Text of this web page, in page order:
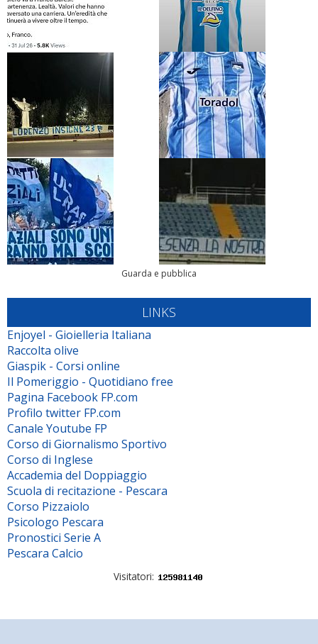
Guarda e pubblica
LINKS
Enjoyel - Gioielleria Italiana
Raccolta olive
Giaspik - Corsi online
Il Pomeriggio - Quotidiano free
Pagina Facebook FP.com
Profilo twitter FP.com
Canale Youtube FP
Corso di Giornalismo Sportivo
Corso di Inglese
Accademia del Doppiaggio
Scuola di recitazione - Pescara
Corso Pizzaiolo
Psicologo Pescara
Pronostici Serie A
Pescara Calcio
Visitatori: